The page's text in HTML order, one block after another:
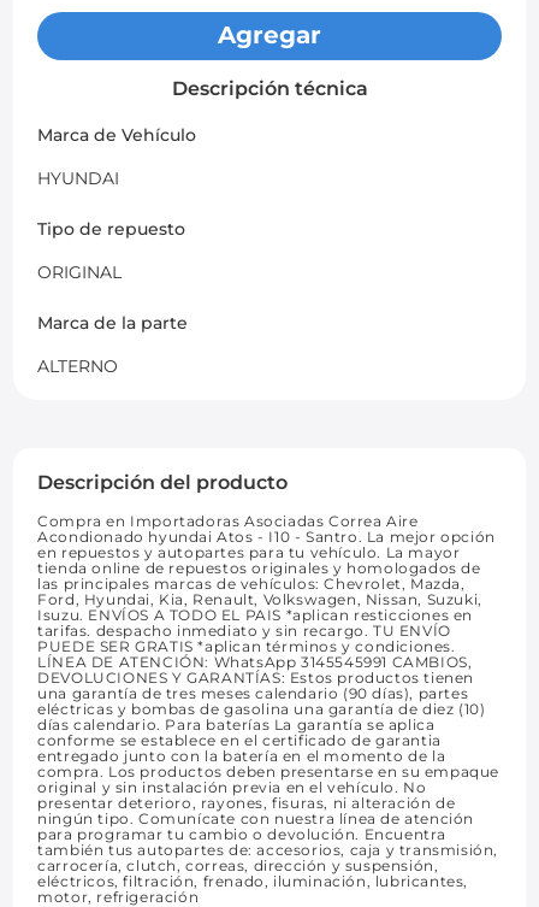
Agregar
Descripción técnica
Marca de Vehículo
HYUNDAI
Tipo de repuesto
ORIGINAL
Marca de la parte
ALTERNO
Descripción del producto
Compra en Importadoras Asociadas Correa Aire
Acondionado hyundai Atos - I10 - Santro. La mejor opción
en repuestos y autopartes para tu vehículo. La mayor
tienda online de repuestos originales y homologados de
las principales marcas de vehículos: Chevrolet, Mazda,
Ford, Hyundai, Kia, Renault, Volkswagen, Nissan, Suzuki,
Isuzu. ENVÍOS A TODO EL PAIS *aplican resticciones en
tarifas. despacho inmediato y sin recargo. TU ENVÍO
PUEDE SER GRATIS *aplican términos y condiciones.
LÍNEA DE ATENCIÓN: WhatsApp 3145545991 CAMBIOS,
DEVOLUCIONES Y GARANTÍAS: Estos productos tienen
una garantía de tres meses calendario (90 días), partes
eléctricas y bombas de gasolina una garantía de diez (10)
días calendario. Para baterías La garantía se aplica
conforme se establece en el certificado de garantia
entregado junto con la batería en el momento de la
compra. Los productos deben presentarse en su empaque
original y sin instalación previa en el vehículo. No
presentar deterioro, rayones, fisuras, ni alteración de
ningún tipo. Comunícate con nuestra línea de atención
para programar tu cambio o devolución. Encuentra
también tus autopartes de: accesorios, caja y transmisión,
carrocería, clutch, correas, dirección y suspensión,
eléctricos, filtración, frenado, iluminación, lubricantes,
motor, refrigeración